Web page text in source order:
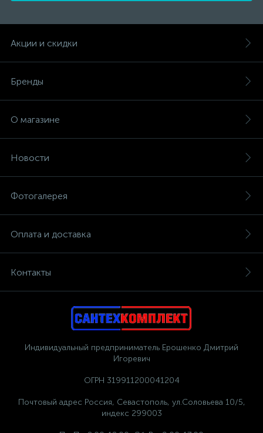
Акции и скидки
Бренды
О магазине
Новости
Фотогалерея
Оплата и доставка
Контакты
Индивидуальный предприниматель Ерошенко Дмитрий
Игоревич
ОГРН 319911200041204
Почтовый адрес Россия, Севастополь, ул.Соловьева 10/5,
индекс 299003